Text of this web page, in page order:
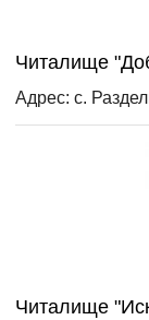
Читалище
Адрес: с.
Читалище